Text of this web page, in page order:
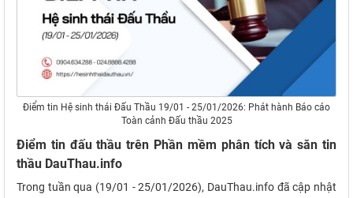
Điểm tin Hệ sinh thái Đấu Thầu 19/01 - 25/01/2026: Phát hành Báo cáo
Toàn cảnh Đấu thầu 2025
Điểm tin đấu thầu trên Phần mềm phân tích và săn tin
thầu DauThau.info
Trong tuần qua (19/01 - 25/01/2026), DauThau.info đã cập nhật